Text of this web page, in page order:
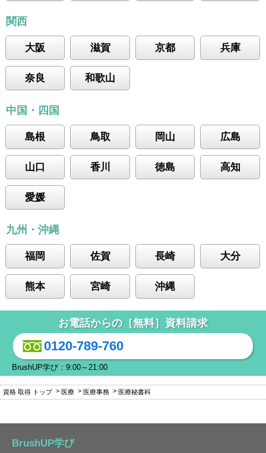
関西
大阪 滋賀 京都 兵庫
奈良 和歌山
中国・四国
島根 鳥取 岡山 広島
山口 香川 徳島 高知
愛媛
九州・沖縄
福岡 佐賀 長崎 大分
熊本 宮崎 沖縄
お電話からの［無料］資料請求
0120-789-760
BrushUP学び：9:00～21:00
資格 取得 トップ 医療 医療事務 医療秘書科
BrushUP学び